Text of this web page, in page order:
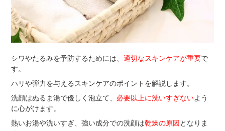
シワやたるみを予防するためには、適切なスキンケアが重要で
す。
ハリや弾力を与えるスキンケアのポイントを解説します。
洗顔はぬるま湯で優しく泡立て、 必要以上に洗いすぎないよう
に心がけます。
熱いお湯や洗いすぎ、強い成分での洗顔は乾燥の原因となりま